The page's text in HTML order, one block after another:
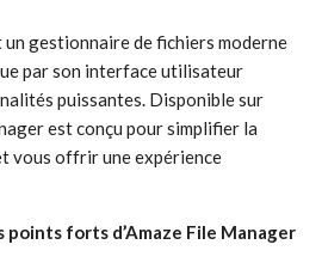
gestionnaire de fichiers moderne
par son interface utilisateur
puissantes. Disponible sur
est conçu pour simplifier la
vous offrir une expérience
points forts d’Amaze File Manager